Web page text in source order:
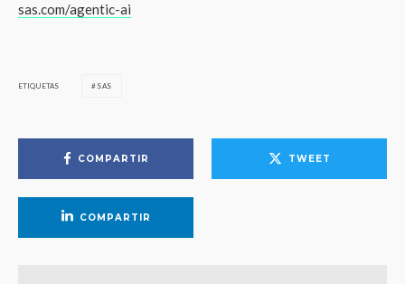
sas.com/agentic-ai
ETIQUETAS SAS
COMPARTIR TWEET
COMPARTIR